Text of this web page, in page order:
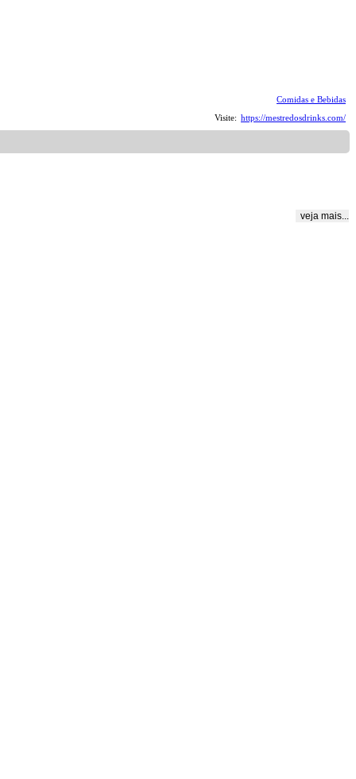
Comidas e Bebidas
Visite: https://mestredosdrinks.com/
veja mais...